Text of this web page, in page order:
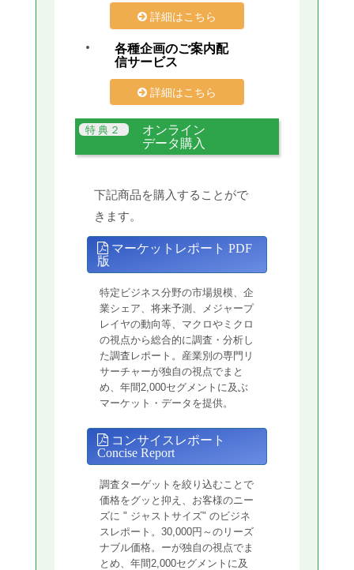
詳細はこちら
各種企画のご案内配
信サービス
詳細はこちら
オンライン
データ購入
下記商品を購入することがで
きます。
マーケットレポート PDF
版
特定ビジネス分野の市場規模、企
業シェア、将来予測、メジャープ
レイヤの動向等、マクロやミクロ
の視点から総合的に調査・分析し
た調査レポート。産業別の専門リ
サーチャーが独自の視点でまと
め、年間2,000セグメントに及ぶ
マーケット・データを提供。
コンサイスレポート
Concise Report
調査ターゲットを絞り込むことで
価格をグッと抑え、お客様のニー
ズに " ジャストサイズ" のビジネ
スレポート。30,000円～のリーズ
ナブル価格。ーが独自の視点でま
とめ、年間2,000セグメントに及